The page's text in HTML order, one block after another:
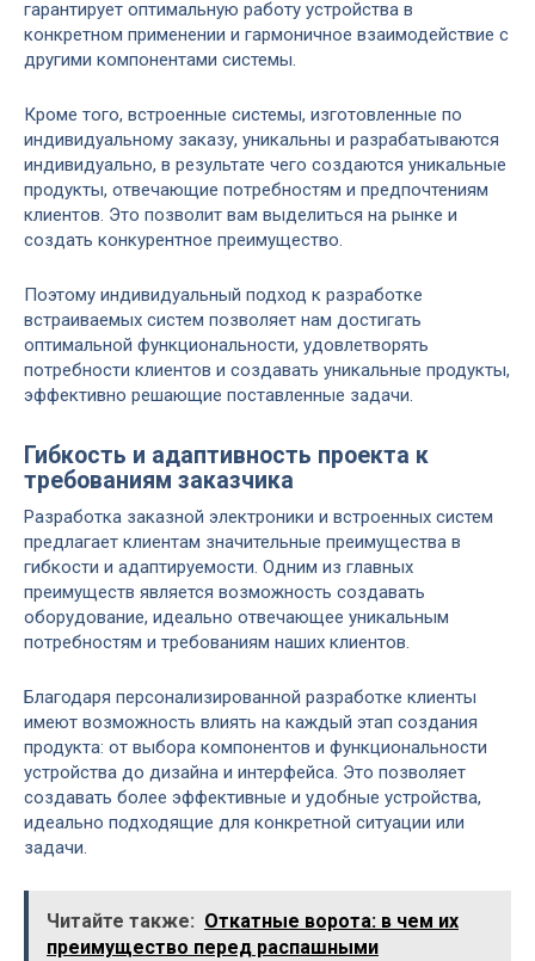
гарантирует оптимальную работу устройства в
конкретном применении и гармоничное взаимодействие с
другими компонентами системы.
Кроме того, встроенные системы, изготовленные по
индивидуальному заказу, уникальны и разрабатываются
индивидуально, в результате чего создаются уникальные
продукты, отвечающие потребностям и предпочтениям
клиентов. Это позволит вам выделиться на рынке и
создать конкурентное преимущество.
Поэтому индивидуальный подход к разработке
встраиваемых систем позволяет нам достигать
оптимальной функциональности, удовлетворять
потребности клиентов и создавать уникальные продукты,
эффективно решающие поставленные задачи.
Гибкость и адаптивность проекта к
требованиям заказчика
Разработка заказной электроники и встроенных систем
предлагает клиентам значительные преимущества в
гибкости и адаптируемости. Одним из главных
преимуществ является возможность создавать
оборудование, идеально отвечающее уникальным
потребностям и требованиям наших клиентов.
Благодаря персонализированной разработке клиенты
имеют возможность влиять на каждый этап создания
продукта: от выбора компонентов и функциональности
устройства до дизайна и интерфейса. Это позволяет
создавать более эффективные и удобные устройства,
идеально подходящие для конкретной ситуации или
задачи.
Читайте также: Откатные ворота: в чем их
преимущество перед распашными